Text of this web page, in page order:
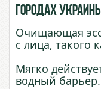
городах
Очищающая
с лица, такого
Мягко
водный барьер.